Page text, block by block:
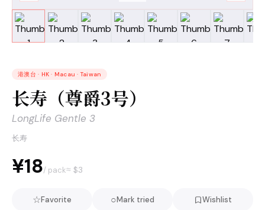
港澳台 · HK · Macau · Taiwan
长寿（尊爵3号）
LongLife Gentle 3
长寿
¥18/ pack≈ $3
☆Favorite ○Mark tried Wishlist